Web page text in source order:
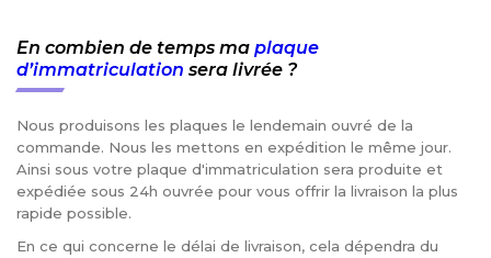
En combien de temps ma plaque
d’immatriculation sera livrée ?
Nous produisons les plaques le lendemain ouvré de la
commande. Nous les mettons en expédition le même jour.
Ainsi sous votre plaque d'immatriculation sera produite et
expédiée sous 24h ouvrée pour vous offrir la livraison la plus
rapide possible.
En ce qui concerne le délai de livraison, cela dépendra du